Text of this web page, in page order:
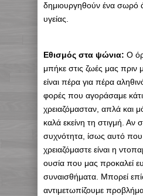
δημιουργηθούν ένα σωρό
υγείας.
Εθισμός στα ψώνια: Ο
μπήκε στις ζωές μας πριν
είναι πέρα για πέρα
φορές που αγοράσαμε
χρειαζόμασταν, απλά και
καλά εκείνη τη στιγμή. Αν
συχνότητα, ίσως αυτό
χρειαζόμαστε είναι η
ουσία που μας προκαλεί
συναισθήματα. Μπορεί
αντιμετωπίζουμε